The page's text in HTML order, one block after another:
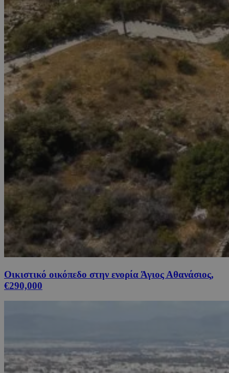
Οικιστικό οικόπεδο στην ενορία Άγιος Αθανάσιος,
€290,000